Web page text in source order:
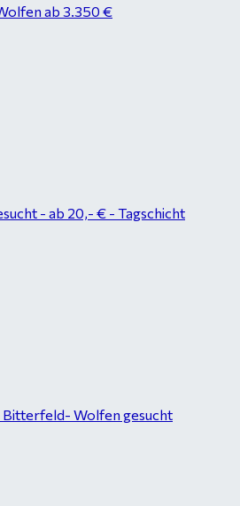
ab 3.350 €
- ab 20,- € - Tagschicht
Wolfen gesucht